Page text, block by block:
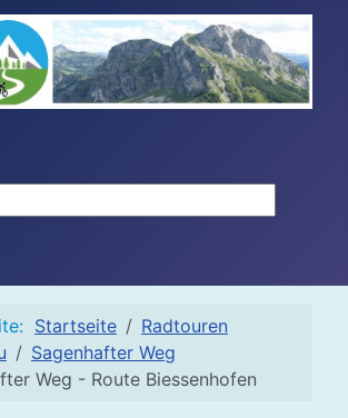
Startseite
Radtouren
Sagenhafter Weg
Weg - Route Biessenhofen